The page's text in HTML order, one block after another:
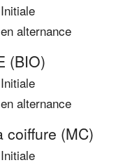
alternance
(BIO)
alternance
coiffure (MC)